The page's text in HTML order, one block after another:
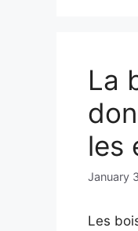
La
les
January
Les